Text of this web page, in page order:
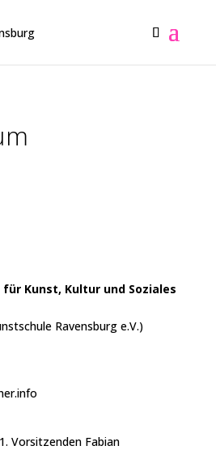
für Kunst, Kultur und Soziales
Ravensburg e.V.)
Vorsitzenden Fabian